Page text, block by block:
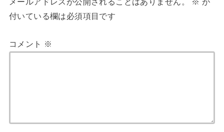
付いている欄は必須項目です
コメント ※